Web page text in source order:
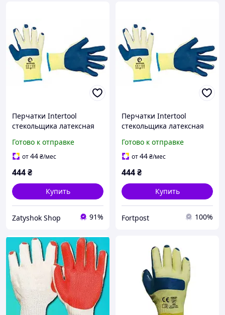
Перчатки Intertool
стекольщика латексная
шт.)
Готово к отправке
от44₴/мес
444₴
Купить
Zatyshok Shop 91%
Перчатки Intertool
стекольщика латексная
шт.)
Готово к отправке
от44₴/мес
444₴
Купить
Fortpost 100%